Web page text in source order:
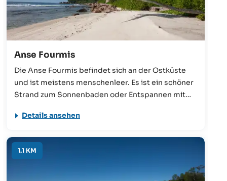
Anse Fourmis
Die Anse Fourmis befindet sich an der Ostküste
und ist meistens menschenleer. Es ist ein schöner
Strand zum Sonnenbaden oder Entspannen mit
Bei Ebbe ist das Meer zu flach, wodurch viele
hingegen sehr gefährlich sein.
Details ansehen
1.1 KM